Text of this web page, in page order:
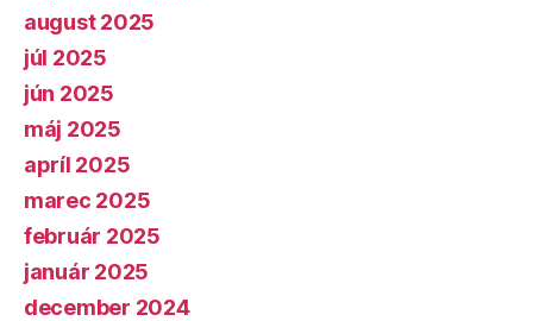
august 2025
júl 2025
jún 2025
máj 2025
apríl 2025
marec 2025
február 2025
január 2025
december 2024